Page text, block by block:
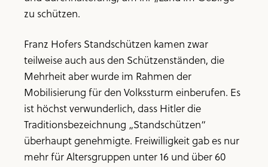
zu schützen.
Franz Hofers Standschützen kamen zwar
teilweise auch aus den Schützenständen, die
Mehrheit aber wurde im Rahmen der
Mobilisierung für den Volkssturm einberufen. Es
ist höchst verwunderlich, dass Hitler die
Traditionsbezeichnung „Standschützen“
überhaupt genehmigte. Freiwilligkeit gab es nur
mehr für Altersgruppen unter 16 und über 60